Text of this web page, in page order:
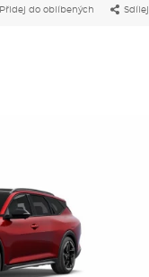
Přidej do oblíbených Sdílej